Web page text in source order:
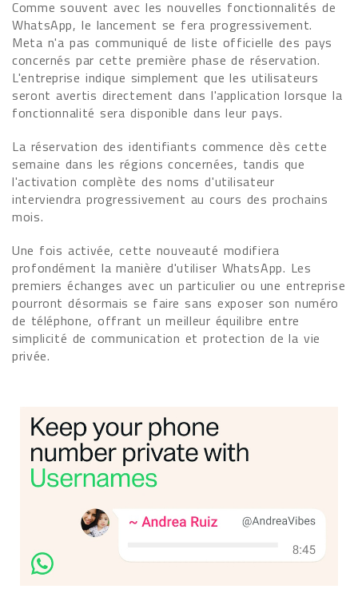
Comme souvent avec les nouvelles fonctionnalités de
WhatsApp, le lancement se fera progressivement.
Meta n'a pas communiqué de liste officielle des pays
concernés par cette première phase de réservation.
L'entreprise indique simplement que les utilisateurs
seront avertis directement dans l'application lorsque la
fonctionnalité sera disponible dans leur pays.
La réservation des identifiants commence dès cette
semaine dans les régions concernées, tandis que
l'activation complète des noms d'utilisateur
interviendra progressivement au cours des prochains
mois.
Une fois activée, cette nouveauté modifiera
profondément la manière d'utiliser WhatsApp. Les
premiers échanges avec un particulier ou une entreprise
pourront désormais se faire sans exposer son numéro
de téléphone, offrant un meilleur équilibre entre
simplicité de communication et protection de la vie
privée.